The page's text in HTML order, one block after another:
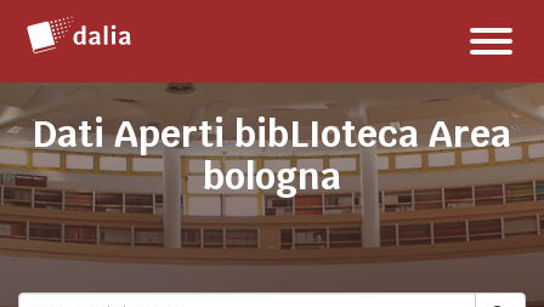
contenuto
Dati Aperti bibLIoteca Area
bologna